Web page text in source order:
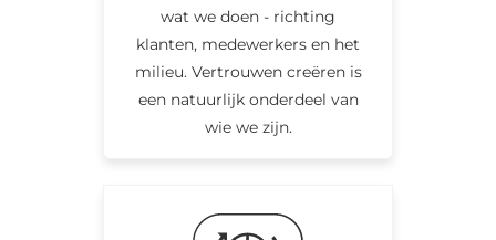
wat we doen - richting
klanten, medewerkers en het
milieu. Vertrouwen creëren is
een natuurlijk onderdeel van
wie we zijn.